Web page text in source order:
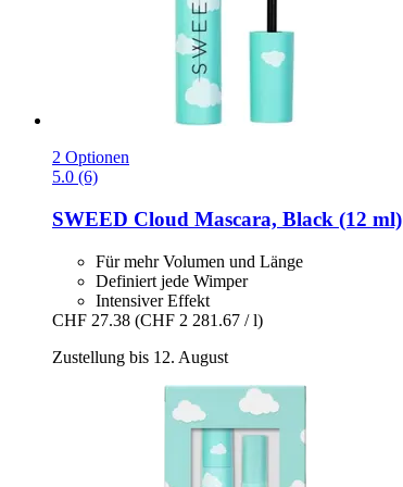
2 Optionen
5.0 (6)
SWEED Cloud Mascara, Black (12 ml)
Für mehr Volumen und Länge
Definiert jede Wimper
Intensiver Effekt
CHF 27.38 (CHF 2 281.67 / l)
Zustellung bis 12. August